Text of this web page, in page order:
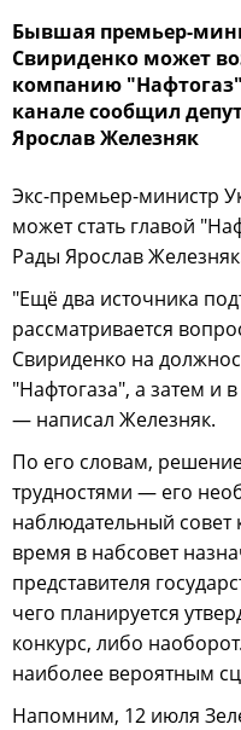
Бывшая премьер-
Свириденко может
компанию
канале сообщил
Ярослав Железняк
Экс-премьер-министр
может стать главой
Рады Ярослав
"Ещё два источника
рассматривается
Свириденко на
"Нафтогаза", а затем и
— написал Железняк.
По его словам,
трудностями — его
наблюдательный
время в набсовет
представителя
чего планируется
конкурс, либо
наиболее вероятным
Напомним, 12 июля